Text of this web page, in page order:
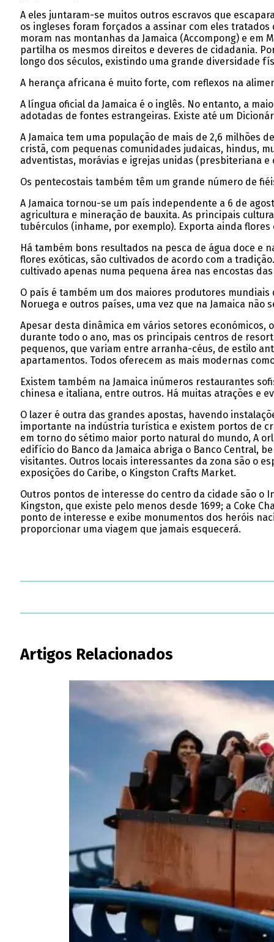
A eles juntaram-se muitos outros escravos que
os ingleses foram forçados a assinar com eles
moram nas montanhas da Jamaica (Accompong) e
partilha os mesmos direitos e deveres de cidadania.
longo dos séculos, existindo uma grande diversidade
A herança africana é muito forte, com reflexos na
A língua oficial da Jamaica é o inglês. No entanto, a
adotadas de fontes estrangeiras. Existe até um
A Jamaica tem uma população de mais de 2,6 milhões
cristã, com pequenas comunidades judaicas, hindus,
adventistas, morávias e igrejas unidas (presbiteriana e
Os pentecostais também têm um grande número de
A Jamaica tornou-se um país independente a 6 de
agricultura e mineração de bauxita. As principais
tubérculos (inhame, por exemplo). Exporta ainda flores
Há também bons resultados na pesca de água doce e
flores exóticas, são cultivados de acordo com a
cultivado apenas numa pequena área nas encostas
O país é também um dos maiores produtores
Noruega e outros países, uma vez que na Jamaica não
Apesar desta dinâmica em vários setores económicos,
durante todo o ano, mas os principais centros de
pequenos, que variam entre arranha-céus, de estilo
apartamentos. Todos oferecem as mais modernas
Existem também na Jamaica inúmeros restaurantes
chinesa e italiana, entre outros. Há muitas atrações e
O lazer é outra das grandes apostas, havendo
importante na indústria turística e existem portos de
em torno do sétimo maior porto natural do mundo, A
edifício do Banco da Jamaica abriga o Banco Central,
visitantes. Outros locais interessantes da zona são o
exposições do Caribe, o Kingston Crafts Market.
Outros pontos de interesse do centro da cidade são o
Kingston, que existe pelo menos desde 1699; a Coke
ponto de interesse e exibe monumentos dos heróis
proporcionar uma viagem que jamais esquecerá.
Artigos Relacionados